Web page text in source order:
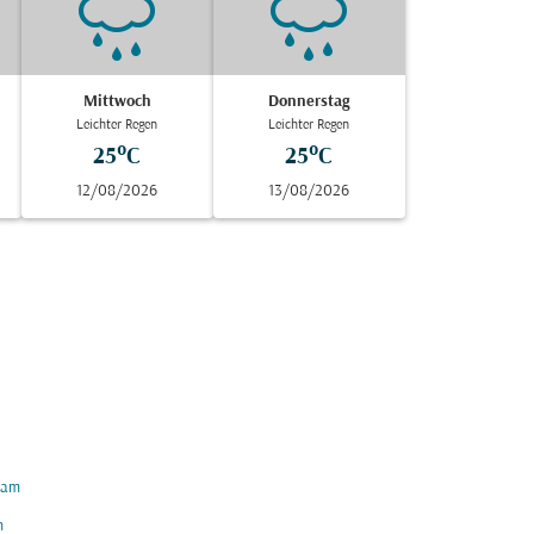
Mittwoch
Leichter Regen
25°C
12/08/2026
Donnerstag
Leichter Regen
25°C
13/08/2026